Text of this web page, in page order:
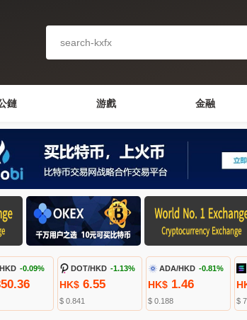
鏈 游戲 金融
-0.09% DOT/HKD -1.13%
HK$6.55
$ 0.841
ADA/HKD -0.81%
HK$1.46
$ 0.188 $